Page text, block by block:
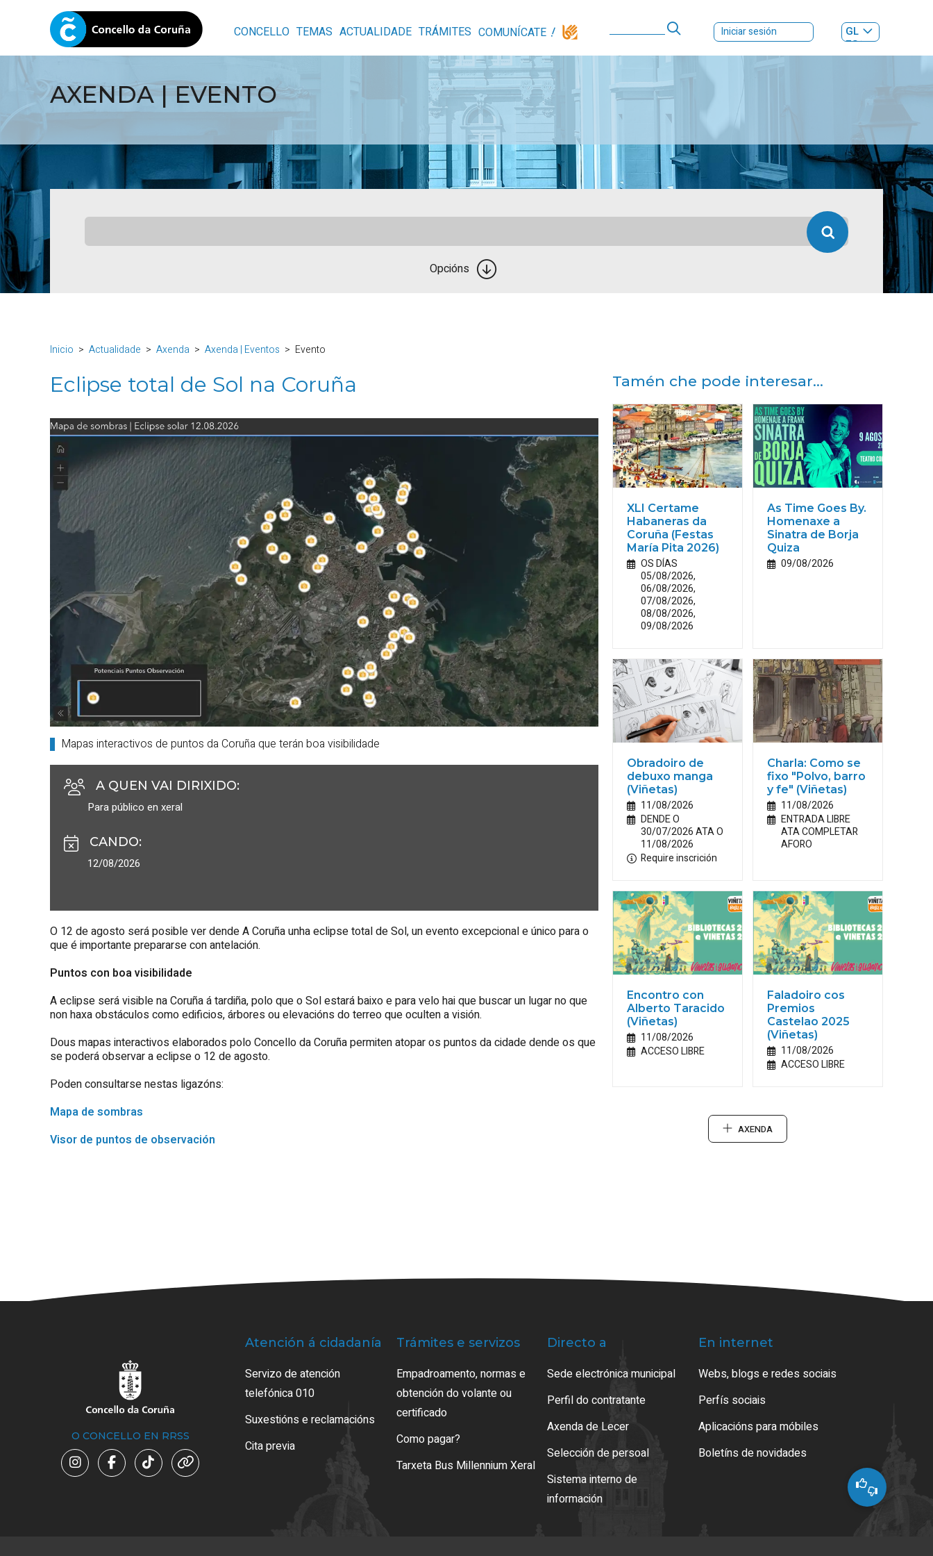
CONCELLO TEMAS ACTUALIDADE TRÁMITES COMUNÍCATE Iniciar sesión
GL
ES|
AXENDA | EVENTO
Opcións
Inicio Actualidade Axenda Axenda | Eventos Evento
Eclipse total de Sol na Coruña
Mapas interactivos de puntos da Coruña que terán boa visibilidade
A QUEN VAI DIRIXIDO:
Para público en xeral
CANDO:
12/08/2026
O 12 de agosto será posible ver dende A Coruña unha eclipse total de Sol, un evento excepcional e único para o
que é importante prepararse con antelación.
Puntos con boa visibilidade
A eclipse será visible na Coruña á tardiña, polo que o Sol estará baixo e para velo hai que buscar un lugar no que
non haxa obstáculos como edificios, árbores ou elevacións do terreo que oculten a visión.
Dous mapas interactivos elaborados poloConcello da Coruñapermiten atopar os puntos da cidade dende os que
se poderá observar a eclipse o 12 de agosto.
Poden consultarse nestas ligazóns:
Mapa de sombras
Visor de puntos de observación
Tamén che pode interesar...
XLI Certame
Habaneras da
Coruña (Festas
María Pita 2026)
OS DÍAS
05/08/2026,
06/08/2026,
07/08/2026,
08/08/2026,
09/08/2026
As Time Goes By.
Homenaxe a
Sinatra de Borja
Quiza
09/08/2026
Obradoiro de
debuxo manga
(Viñetas)
11/08/2026
DENDE O
30/07/2026 ATA O
11/08/2026
Require inscrición
Charla: Como se
fixo "Polvo, barro
y fe" (Viñetas)
11/08/2026
ENTRADA LIBRE
ATA COMPLETAR
AFORO
Encontro con
Alberto Taracido
(Viñetas)
11/08/2026
ACCESO LIBRE
Faladoiro cos
Premios
Castelao 2025
(Viñetas)
11/08/2026
ACCESO LIBRE
AXENDA
O CONCELLO EN RRSS
Atención á cidadanía
Servizo de atención
telefónica 010
Suxestións e reclamacións
Cita previa
Trámites e servizos
Empadroamento, normas e
obtención do volante ou
certificado
Como pagar?
Tarxeta Bus Millennium Xeral
Directo a
Sede electrónica municipal
Perfil do contratante
Axenda de Lecer
Selección de persoal
Sistema interno de
información
En internet
Webs, blogs e redes sociais
Perfís sociais
Aplicacións para móbiles
Boletíns de novidades